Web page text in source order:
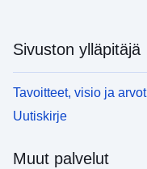
Sivuston ylläpitäjä
Tavoitteet, visio ja arvot
Uutiskirje
Muut palvelut